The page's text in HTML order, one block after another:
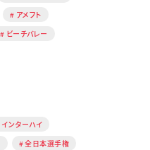
アメフト
ビーチバレー
インターハイ
全日本選手権